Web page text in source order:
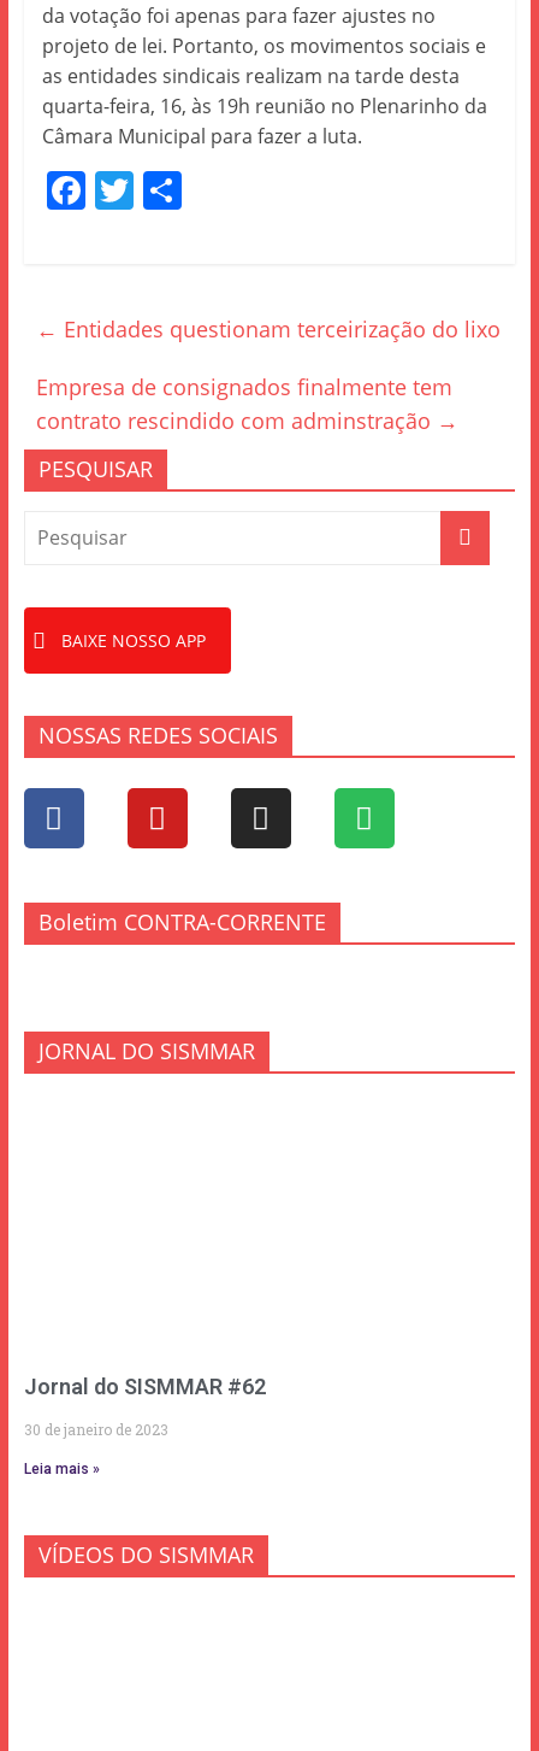
da votação foi apenas para fazer ajustes no
projeto de lei. Portanto, os movimentos sociais e
as entidades sindicais realizam na tarde desta
quarta-feira, 16, às 19h reunião no Plenarinho da
Câmara Municipal para fazer a luta.
F
b
o
o
k
T S
← Entidades questionam terceirização do lixo
Empresa de consignados finalmente tem
contrato rescindido com adminstração →
PESQUISAR
BAIXE NOSSO APP
NOSSAS REDES SOCIAIS
Boletim CONTRA-CORRENTE
JORNAL DO SISMMAR
Jornal do SISMMAR #62
30 de janeiro de 2023
Leia mais »
VÍDEOS DO SISMMAR